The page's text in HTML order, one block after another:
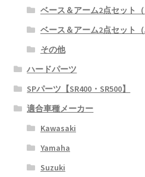
ベース＆アーム2点セット（
ベース＆アーム2点セット（
その他
ハードパーツ
SPパーツ【SR400・SR500】
適合車種メーカー
Kawasaki
Yamaha
Suzuki